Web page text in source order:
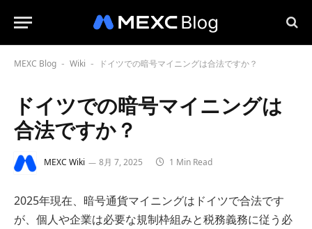
MEXC Blog - Wiki - ドイツでの暗号マイニングは合法ですか？
ドイツでの暗号マイニングは
合法ですか？
MEXC Wiki 8月 7, 2025 1 Min Read
2025年現在、暗号通貨マイニングはドイツで合法です
が、個人や企業は必要な規制枠組みと税務義務に従う必